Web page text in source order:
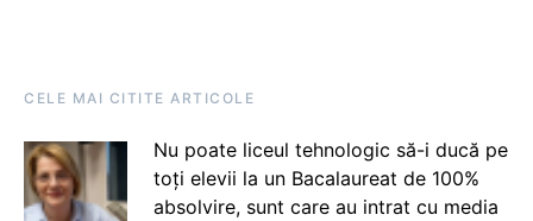
CELE MAI CITITE ARTICOLE
Nu poate liceul tehnologic să-i ducă pe
toți elevii la un Bacalaureat de 100%
absolvire, sunt care au intrat cu media